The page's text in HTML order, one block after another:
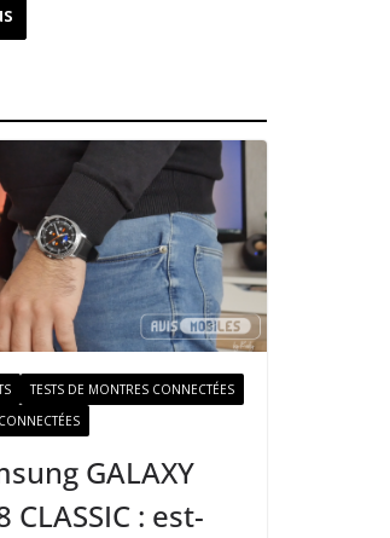
TESTS DE MONTRES CONNECTÉES
GALAXY
CLASSIC : est-